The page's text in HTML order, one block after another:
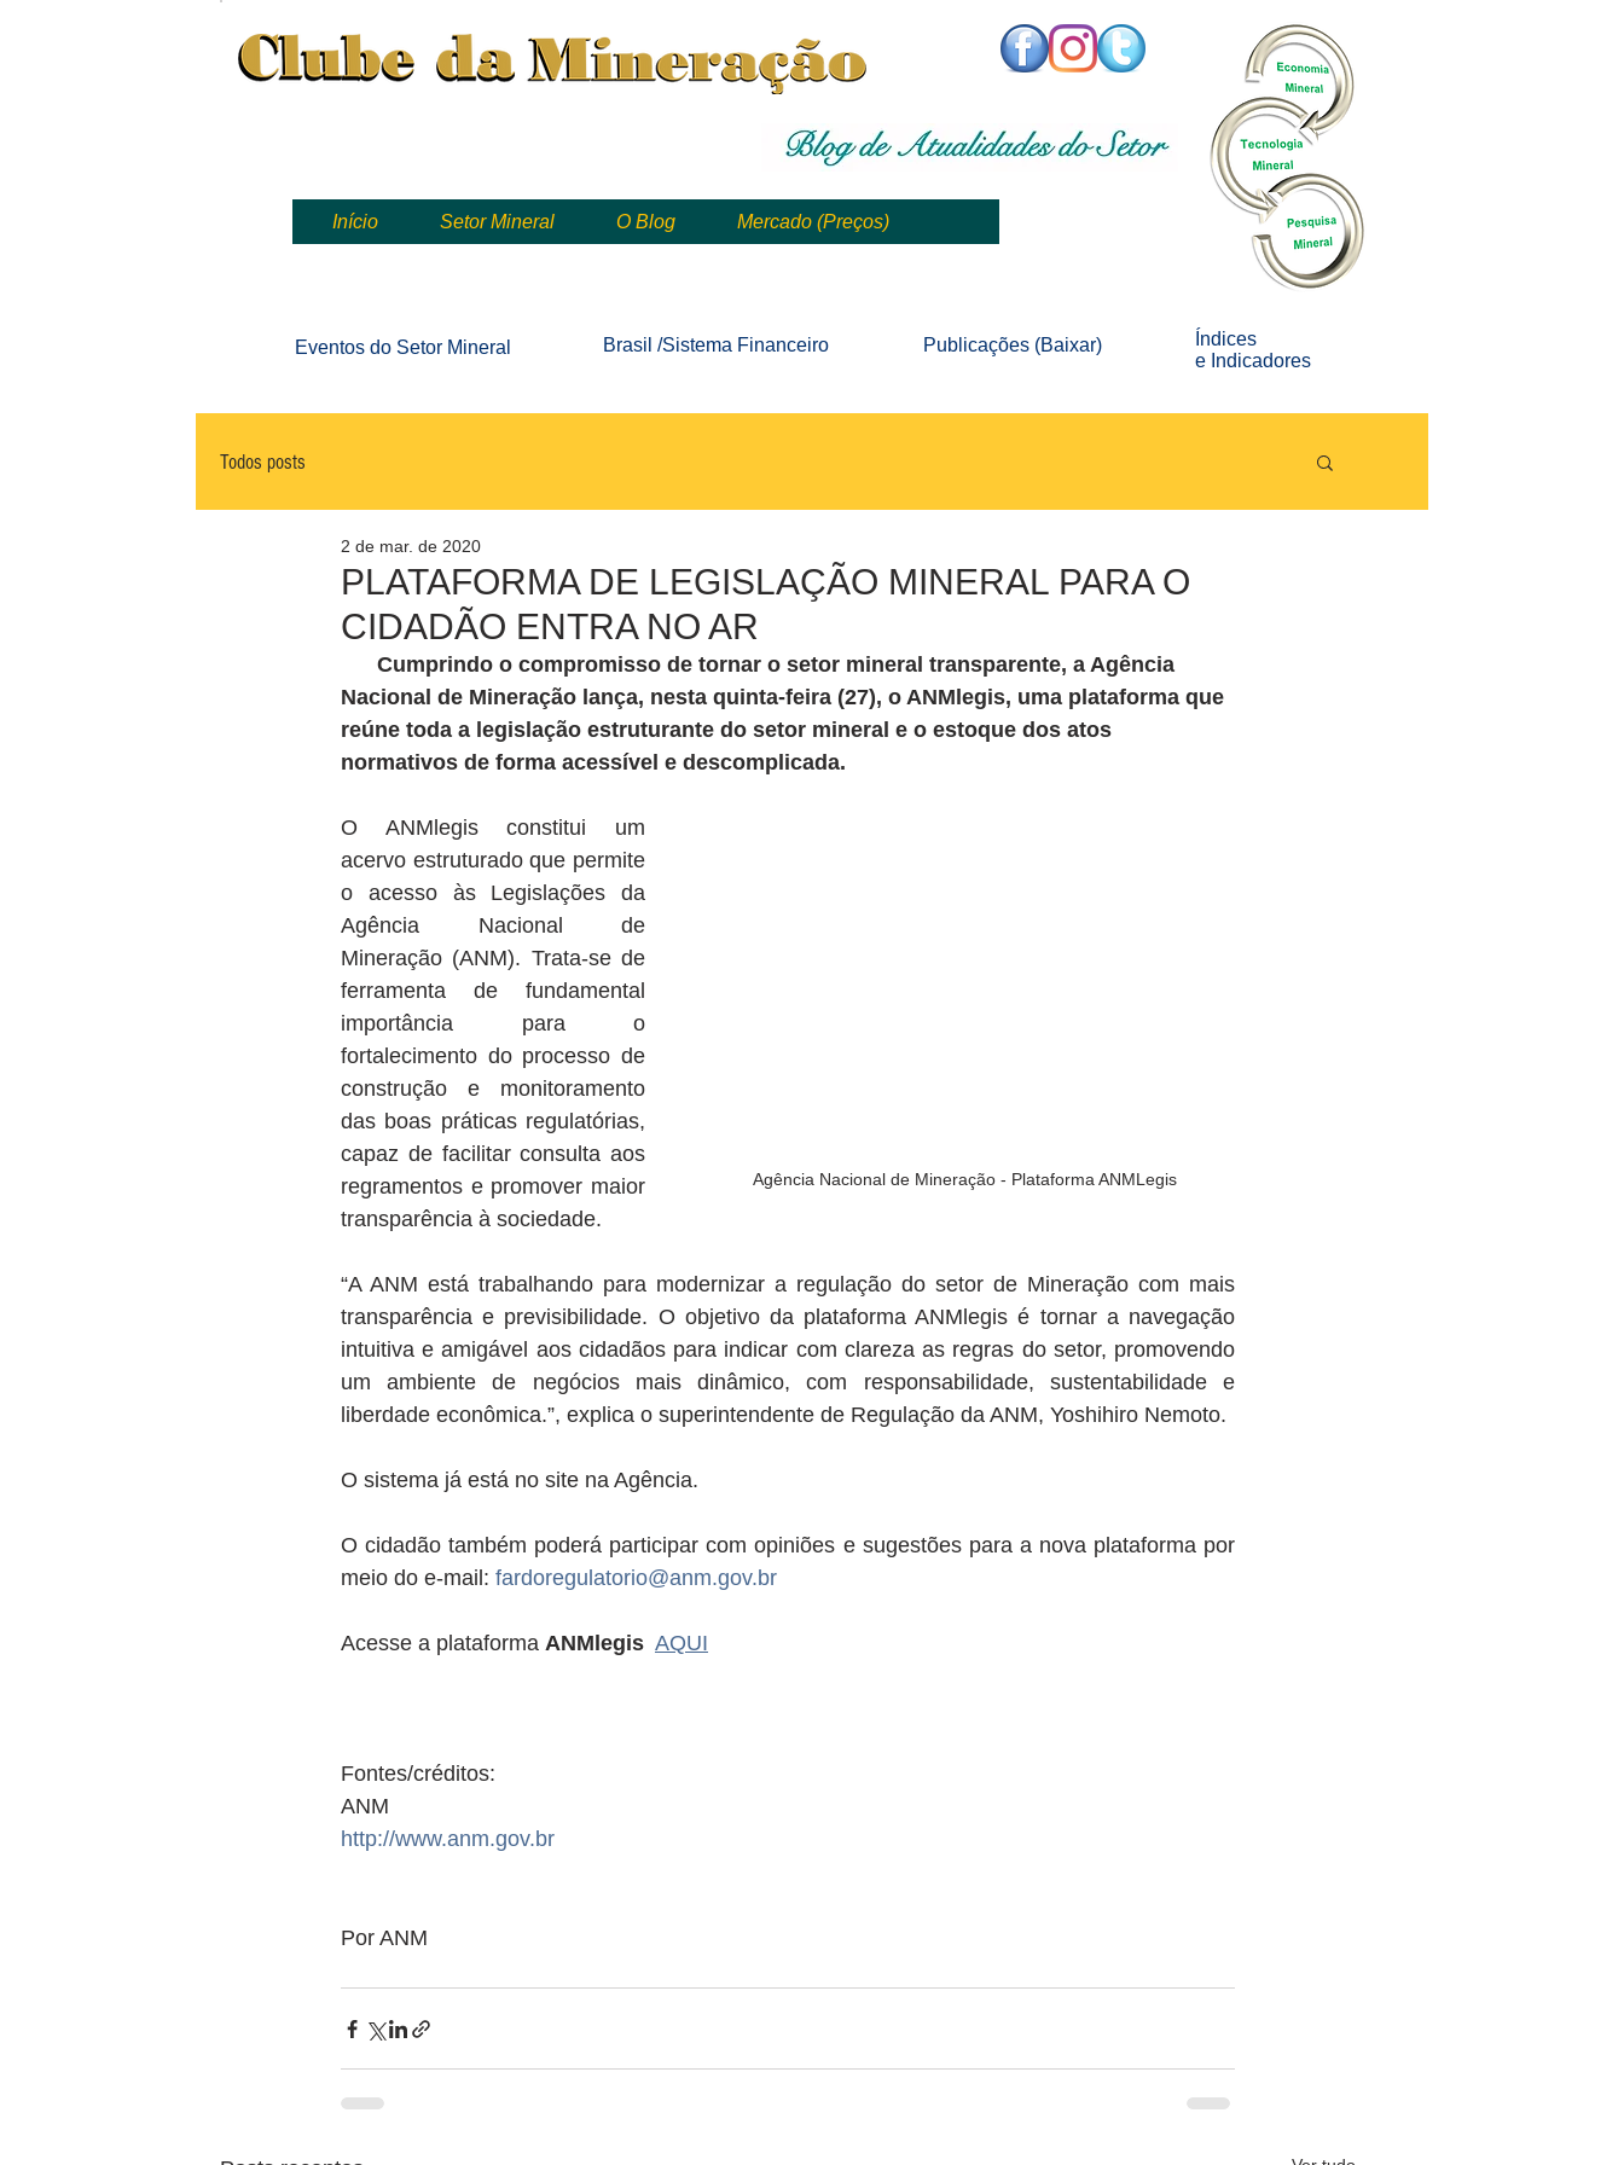
Início Setor Mineral O Blog Mercado (Preços)
Eventos do Setor Mineral Brasil /Sistema Financeiro Publicações (Baixar)
Índices
e Indicadores
Todos posts
PLATAFORMA DE LEGISLAÇÃO MINERAL PARA O
CIDADÃO ENTRA NO AR
2 de mar. de 2020
Nacional de Mineração lança, nesta quinta-feira (27), o ANMlegis, uma plataforma que
reúne toda a legislação estruturante do setor mineral e o estoque dos atos
normativos de forma acessível e descomplicada.
Agência Nacional de Mineração - Plataforma ANMLegis
O ANMlegis constitui um
acervo estruturado que permite
o acesso às Legislações da
Agência Nacional de
Mineração (ANM). Trata-se de
ferramenta de fundamental
importância para o
fortalecimento do processo de
construção e monitoramento
das boas práticas regulatórias,
capaz de facilitar consulta aos
regramentos e promover maior
transparência à sociedade.
“A ANM está trabalhando para modernizar a regulação do setor de Mineração com mais
transparência e previsibilidade. O objetivo da plataforma ANMlegis é tornar a navegação
intuitiva e amigável aos cidadãos para indicar com clareza as regras do setor, promovendo
um ambiente de negócios mais dinâmico, com responsabilidade, sustentabilidade e
liberdade econômica.”, explica o superintendente de Regulação da ANM, Yoshihiro Nemoto.
O sistema já está no site na Agência.
O cidadão também poderá participar com opiniões e sugestões para a nova plataforma por
meio do e-mail: fardoregulatorio@anm.gov.br
Acesse a plataforma ANMlegis AQUI
Fontes/créditos:
ANM
http://www.anm.gov.br
Por ANM